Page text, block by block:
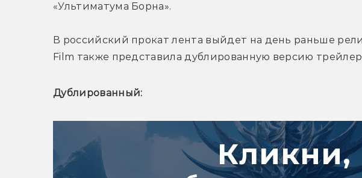
«Ультиматума Борна».
В российский прокат лента выйдет на день раньше
Film также представила дублированную версию
Дублированный:
Кликни,